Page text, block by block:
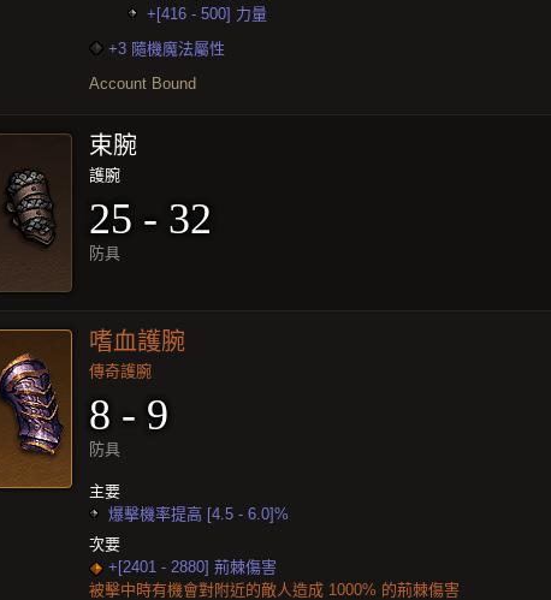
+[416 - 500] 力量
+3 隨機魔法屬性
Account Bound
束腕
護腕
25 - 32
防具
嗜血護腕
傳奇護腕
8 - 9
防具
主要
爆擊機率提高 [4.5 - 6.0]%
次要
+[2401 - 2880] 荊棘傷害
被擊中時有機會對附近的敵人造成 1000% 的荊棘傷害